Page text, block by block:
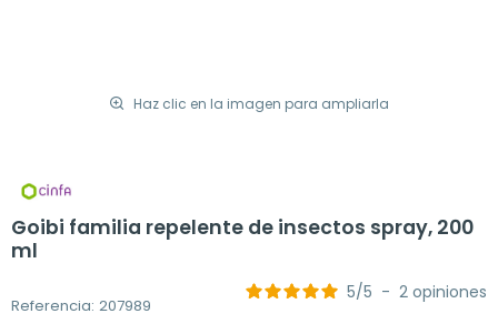
Haz clic en la imagen para ampliarla
Goibi familia repelente de insectos spray, 200
ml
Referencia: 207989
5/5 - 2 opiniones